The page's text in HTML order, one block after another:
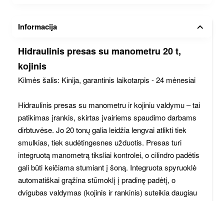
Informacija
Hidraulinis presas su manometru 20 t,
kojinis
Kilmės šalis: Kinija, garantinis laikotarpis - 24 mėnesiai
Hidraulinis presas su manometru ir kojiniu valdymu – tai
patikimas įrankis, skirtas įvairiems spaudimo darbams
dirbtuvėse. Jo 20 tonų galia leidžia lengvai atlikti tiek
smulkias, tiek sudėtingesnes užduotis. Presas turi
integruotą manometrą tiksliai kontrolei, o cilindro padėtis
gali būti keičiama stumiant į šoną. Integruota spyruoklė
automatiškai grąžina stūmoklį į pradinę padėtį, o
dvigubas valdymas (kojinis ir rankinis) suteikia daugiau